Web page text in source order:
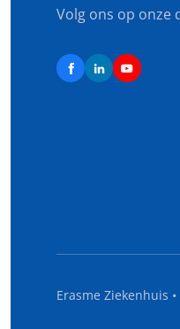
Volg ons op onze
Erasme Ziekenhuis